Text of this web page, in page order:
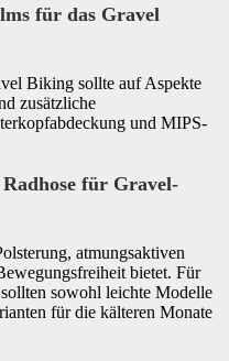
für das Gravel
Biking sollte auf Aspekte
zusätzliche
und MIPS-
für Gravel-
atmungsaktiven
bietet. Für
sowohl leichte Modelle
für die kälteren Monate